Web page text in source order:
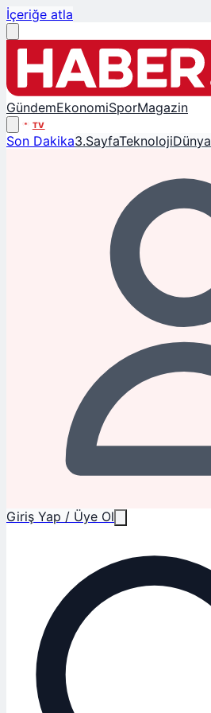
İçeriğe atla
GündemEkonomiSporMagazin
TV
Son Dakika3.SayfaTeknolojiDünya
Giriş Yap / Üye Ol